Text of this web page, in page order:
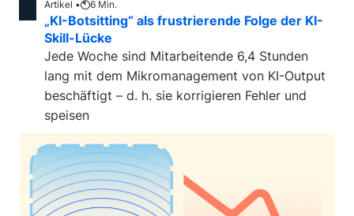
Artikel • 6 Min.
„KI-Botsitting“ als frustrierende Folge der KI-
Skill-Lücke
Jede Woche sind Mitarbeitende 6,4 Stunden
lang mit dem Mikromanagement von KI-Output
beschäftigt – d. h. sie korrigieren Fehler und
speisen